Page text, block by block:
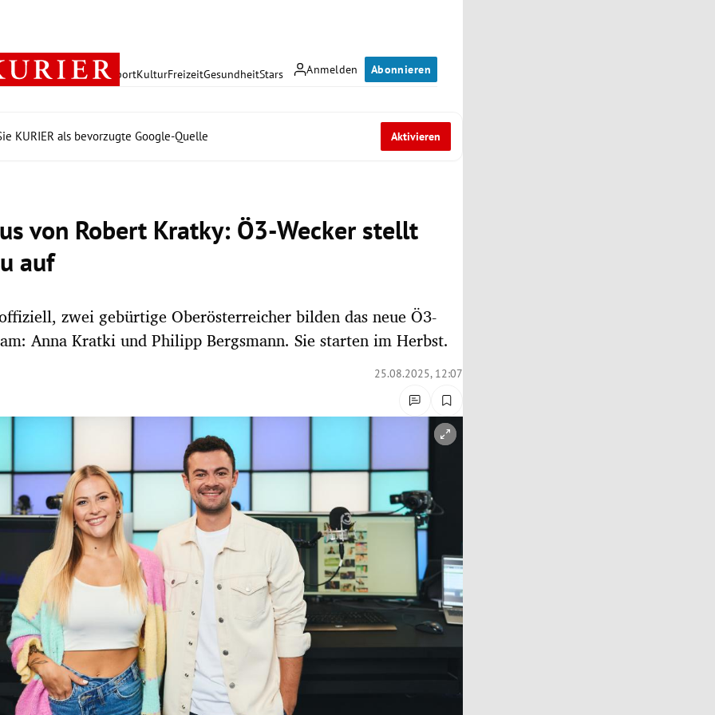
Anmelden Abonnieren
PolitikWirtschaft SportKulturFreizeitGesundheitStars
KURIER als bevorzugte Google-Quelle Aktivieren
von Robert Kratky: Ö3-Wecker stellt
auf
zwei gebürtige Oberösterreicher bilden das neue Ö3-
Anna Kratki und Philipp Bergsmann. Sie starten im Herbst.
25.08.2025, 12:07
öffnen/schließen